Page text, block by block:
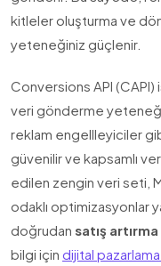
kitleler oluşturma ve
yeteneğiniz güçlenir.
Conversions API (CAPI)
veri gönderme yeteneği
reklam engellleyiciler
güvenilir ve kapsamlı
edilen zengin veri seti,
odaklı optimizasyonlar
doğrudan satış artırma
bilgi için dijital